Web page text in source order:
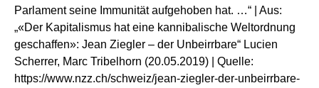
Parlament seine Immunität aufgehoben hat. …“ | Aus:
„«Der Kapitalismus hat eine kannibalische Weltordnung
geschaffen»: Jean Ziegler – der Unbeirrbare“ Lucien
Scherrer, Marc Tribelhorn (20.05.2019) | Quelle:
https://www.nzz.ch/schweiz/jean-ziegler-der-unbeirrbare-